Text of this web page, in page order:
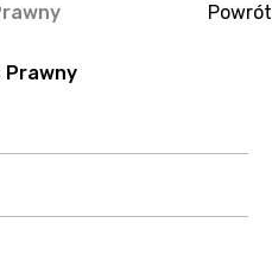
Powrót